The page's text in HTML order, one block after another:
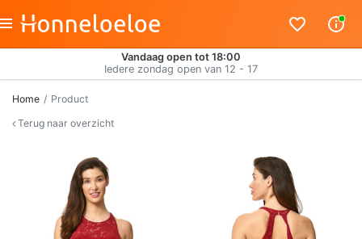
Vandaag open tot 18:00
Iedere zondag open van 12 - 17
Home
Product
Terug naar overzicht